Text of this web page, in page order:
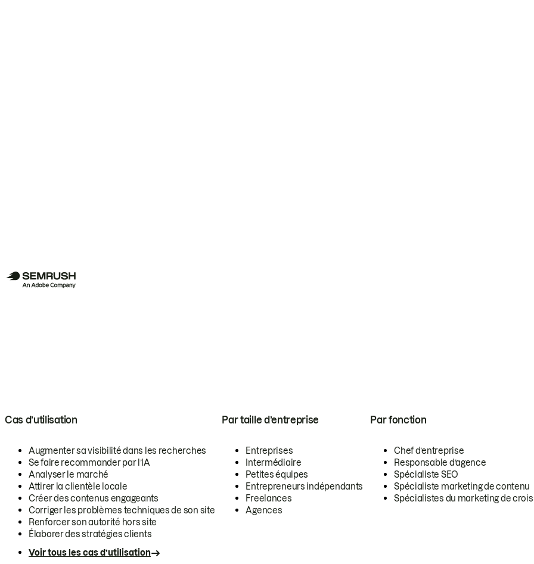
Cas d’utilisation
Augmenter sa visibilité dans les recherches
Se faire recommander par l’IA
Analyser le marché
Attirer la clientèle locale
Créer des contenus engageants
Corriger les problèmes techniques de son site
Renforcer son autorité hors site
Élaborer des stratégies clients
Voir tous les cas d’utilisation
Par taille d’entreprise
Entreprises
Intermédiaire
Petites équipes
Entrepreneurs indépendants
Freelances
Agences
Par fonction
Chef d’entreprise
Responsable d’agence
Spécialiste SEO
Spécialiste marketing de contenu
Spécialistes du marketing de